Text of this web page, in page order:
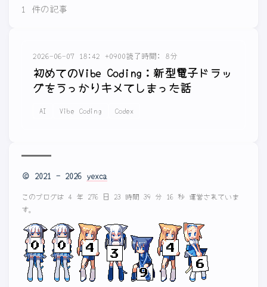
1 件の記事
2026-06-07 18:42 +0900読了時間: 8分
初めてのVibe Coding：新型電子ドラッ
グをうっかりキメてしまった話
AI Vibe Coding Codex
© 2021 - 2026 yexca
このブログは 4 年 276 日 23 時間 39 分 16 秒 運営されていま
す。